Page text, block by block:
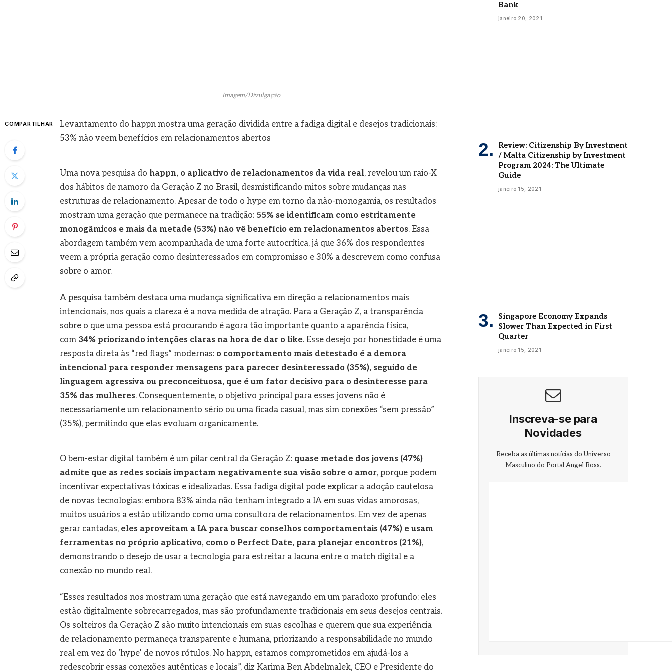
Imagem/Divulgação
COMPARTILHAR
Levantamento do happn mostra uma geração dividida entre a fadiga digital e desejos tradicionais:
53% não veem benefícios em relacionamentos abertos
Uma nova pesquisa do happn, o aplicativo de relacionamentos da vida real, revelou um raio-X
dos hábitos de namoro da Geração Z no Brasil, desmistificando mitos sobre mudanças nas
estruturas de relacionamento. Apesar de todo o hype em torno da não-monogamia, os resultados
mostram uma geração que permanece na tradição: 55% se identificam como estritamente
monogâmicos e mais da metade (53%) não vê benefício em relacionamentos abertos. Essa
abordagem também vem acompanhada de uma forte autocrítica, já que 36% dos respondentes
veem a própria geração como desinteressados em compromisso e 30% a descrevem como confusa
sobre o amor.
A pesquisa também destaca uma mudança significativa em direção a relacionamentos mais
intencionais, nos quais a clareza é a nova medida de atração. Para a Geração Z, a transparência
sobre o que uma pessoa está procurando é agora tão importante quanto a aparência física,
com 34% priorizando intenções claras na hora de dar o like. Esse desejo por honestidade é uma
resposta direta às “red flags” modernas: o comportamento mais detestado é a demora
intencional para responder mensagens para parecer desinteressado (35%), seguido de
linguagem agressiva ou preconceituosa, que é um fator decisivo para o desinteresse para
35% das mulheres. Consequentemente, o objetivo principal para esses jovens não é
necessariamente um relacionamento sério ou uma ficada casual, mas sim conexões “sem pressão”
(35%), permitindo que elas evoluam organicamente.
O bem-estar digital também é um pilar central da Geração Z: quase metade dos jovens (47%)
admite que as redes sociais impactam negativamente sua visão sobre o amor, porque podem
incentivar expectativas tóxicas e idealizadas. Essa fadiga digital pode explicar a adoção cautelosa
de novas tecnologias: embora 83% ainda não tenham integrado a IA em suas vidas amorosas,
muitos usuários a estão utilizando como uma consultora de relacionamentos. Em vez de apenas
gerar cantadas, eles aproveitam a IA para buscar conselhos comportamentais (47%) e usam
ferramentas no próprio aplicativo, como o Perfect Date, para planejar encontros (21%),
demonstrando o desejo de usar a tecnologia para estreitar a lacuna entre o match digital e a
conexão no mundo real.
“Esses resultados nos mostram uma geração que está navegando em um paradoxo profundo: eles
estão digitalmente sobrecarregados, mas são profundamente tradicionais em seus desejos centrais.
Os solteiros da Geração Z são muito intencionais em suas escolhas e querem que sua experiência
de relacionamento permaneça transparente e humana, priorizando a responsabilidade no mundo
real em vez do ‘hype’ de novos rótulos. No happn, estamos comprometidos em ajudá-los a
redescobrir essas conexões autênticas e locais”, diz Karima Ben Abdelmalek, CEO e Presidente do
Bank
janeiro 20, 2021
Review: Citizenship By Investment
/ Malta Citizenship by Investment
Program 2024: The Ultimate
Guide
janeiro 15, 2021
Singapore Economy Expands
Slower Than Expected in First
Quarter
janeiro 15, 2021
Inscreva-se para
Novidades
Receba as últimas notícias do Universo
Masculino do Portal Angel Boss.